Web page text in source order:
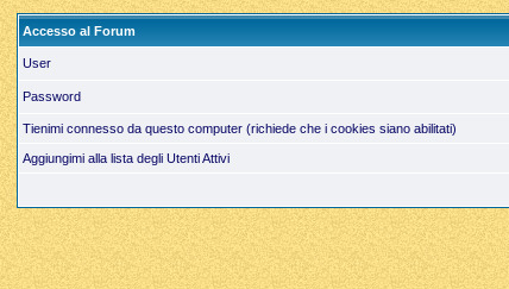
Accesso al Forum
User
Password
Tienimi connesso da questo computer (richiede che i cookies siano abilitati)
Aggiungimi alla lista degli Utenti Attivi